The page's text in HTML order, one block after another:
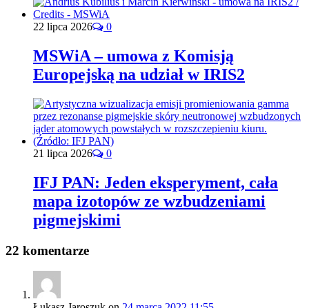
22 lipca 2026 0
MSWiA – umowa z Komisją
Europejską na udział w IRIS2
21 lipca 2026 0
IFJ PAN: Jeden eksperyment, cała
mapa izotopów ze wzbudzeniami
pigmejskimi
22 komentarze